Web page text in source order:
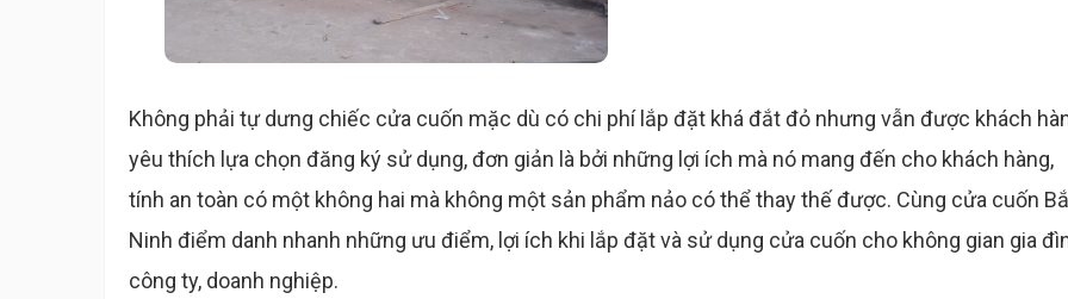
Không phải tự dưng chiếc cửa cuốn mặc dù có chi phí lắp đặt khá đắt đỏ nhưng vẫn được khách
yêu thích lựa chọn đăng ký sử dụng, đơn giản là bởi những lợi ích mà nó mang đến cho khách hàng,
tính an toàn có một không hai mà không một sản phẩm nảo có thể thay thế được. Cùng cửa cuốn
Ninh điểm danh nhanh những ưu điểm, lợi ích khi lắp đặt và sử dụng cửa cuốn cho không gian gia
công ty, doanh nghiệp.